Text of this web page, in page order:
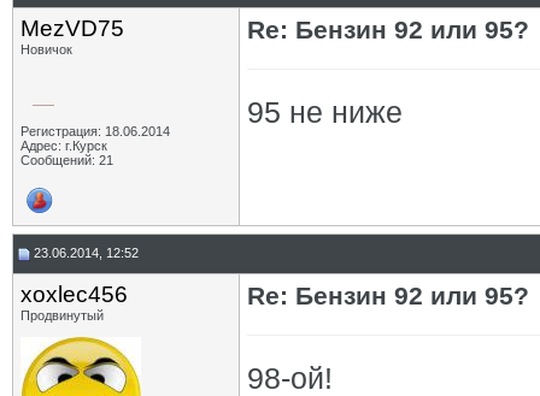
MezVD75
Новичок
Регистрация: 18.06.2014
Адрес: г.Курск
Сообщений: 21
Re: Бензин 92 или 95?
95 не ниже
23.06.2014, 12:52
xoxlec456
Продвинутый
Re: Бензин 92 или 95?
98-ой!